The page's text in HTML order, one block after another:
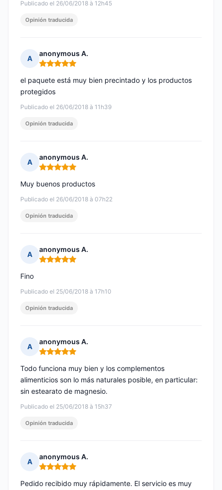
Publicado el 26/06/2018 à 12h45
Opinión traducida
A
anonymous A.
Nota: 5 de 5
Publicado el 26/06/2018 à 11h39
el paquete está muy bien precintado y los productos
protegidos
Opinión traducida
A
anonymous A.
Nota: 5 de 5
Publicado el 26/06/2018 à 07h22
Muy buenos productos
Opinión traducida
A
anonymous A.
Nota: 5 de 5
Publicado el 25/06/2018 à 17h10
Fino
Opinión traducida
A
anonymous A.
Nota: 5 de 5
Publicado el 25/06/2018 à 15h37
Todo funciona muy bien y los complementos
alimenticios son lo más naturales posible, en particular:
sin estearato de magnesio.
Opinión traducida
A
anonymous A.
Nota: 5 de 5
Pedido recibido muy rápidamente. El servicio es muy